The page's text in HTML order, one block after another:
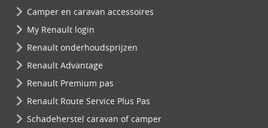
Camper en caravan accessoires
My Renault login
Renault onderhoudsprijzen
Renault Advantage
Renault Premium pas
Renault Route Service Plus Pas
Schadeherstel caravan of camper